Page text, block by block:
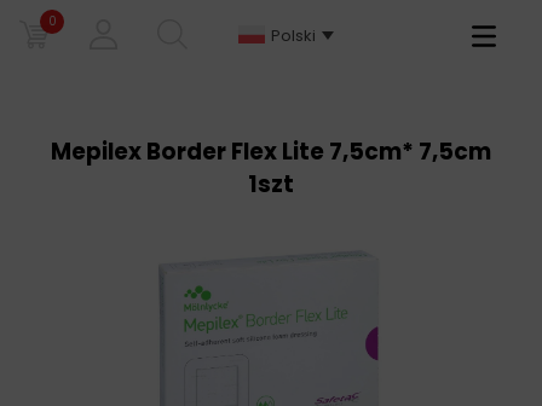
0
Polski
Primary
Mepilex Border Flex Lite 7,5cm* 7,5cm
1szt